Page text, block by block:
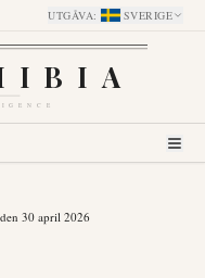
UTGÅVA: SVERIGE
30 april 2026